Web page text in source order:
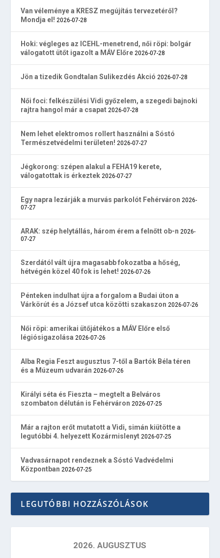
Van véleménye a KRESZ megújítás tervezetéről?
Mondja el! 2026-07-28
Hoki: végleges az ICEHL-menetrend, női röpi: bolgár
válogatott ütőt igazolt a MÁV Előre 2026-07-28
Jön a tizedik Gondtalan Sulikezdés Akció 2026-07-28
Női foci: felkészülési Vidi győzelem, a szegedi bajnoki
rajtra hangol már a csapat 2026-07-28
Nem lehet elektromos rollert használni a Sóstó
Természetvédelmi területen! 2026-07-27
Jégkorong: szépen alakul a FEHA19 kerete,
válogatottak is érkeztek 2026-07-27
Egy napra lezárják a murvás parkolót Fehérváron 2026-
07-27
ARAK: szép helytállás, három érem a felnőtt ob-n 2026-
07-27
Szerdától vált újra magasabb fokozatba a hőség,
hétvégén közel 40 fok is lehet! 2026-07-26
Pénteken indulhat újra a forgalom a Budai úton a
Várkörút és a József utca közötti szakaszon 2026-07-26
Női röpi: amerikai ütőjátékos a MÁV Előre első
légiósigazolása 2026-07-26
Alba Regia Feszt augusztus 7-től a Bartók Béla téren
és a Múzeum udvarán 2026-07-26
Királyi séta és Fieszta – megtelt a Belváros
szombaton délután is Fehérváron 2026-07-25
Már a rajton erőt mutatott a Vidi, simán kiütötte a
legutóbbi 4. helyezett Kozármislenyt 2026-07-25
Vadvasárnapot rendeznek a Sóstó Vadvédelmi
Központban 2026-07-25
LEGUTÓBBI HOZZÁSZÓLÁSOK
2026. AUGUSZTUS